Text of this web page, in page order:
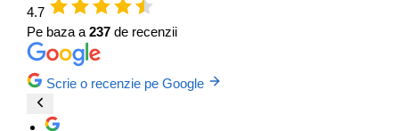
4.7
Pe baza a 237 de recenzii
Scrie o recenzie pe Google